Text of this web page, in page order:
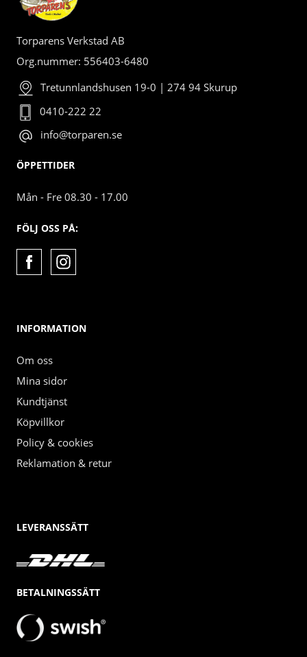
Torparens Verkstad AB
Org.nummer: 556403-6480
Tretunnlandshusen 19-0 | 274 94 Skurup
0410-222 22
info@torparen.se
ÖPPETTIDER
Mån - Fre 08.30 - 17.00
FÖLJ OSS PÅ:
INFORMATION
Om oss
Mina sidor
Kundtjänst
Köpvillkor
Policy & cookies
Reklamation & retur
LEVERANSSÄTT
BETALNINGSSÄTT